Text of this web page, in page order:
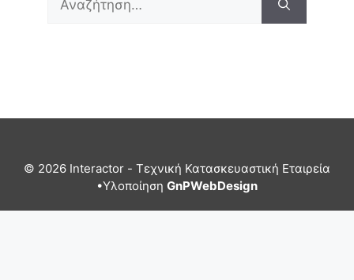
© 2026 Interactor - Τεχνική Κατασκευαστική Εταιρεία
•Υλοποίηση GnPWebDesign